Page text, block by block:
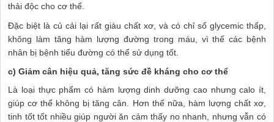
thải độc cho cơ thể.
Đặc biệt là củ cải lại rất giàu chất xơ, và có chỉ số glycemic thấp,
không làm tăng hàm lượng đường trong máu, vì thế các bệnh
nhân bị bệnh tiểu đường có thể sử dụng tốt.
c) Giảm cân hiệu quả, tăng sức đề kháng cho cơ thể
Là loại thực phẩm có hàm lượng dinh dưỡng cao nhưng calo ít,
giúp cơ thể không bị tăng cân. Hơn thế nữa, hàm lượng chất xơ,
tinh tốt tốt nhiều giúp người ăn cảm thấy no nhanh, nhưng vẫn có